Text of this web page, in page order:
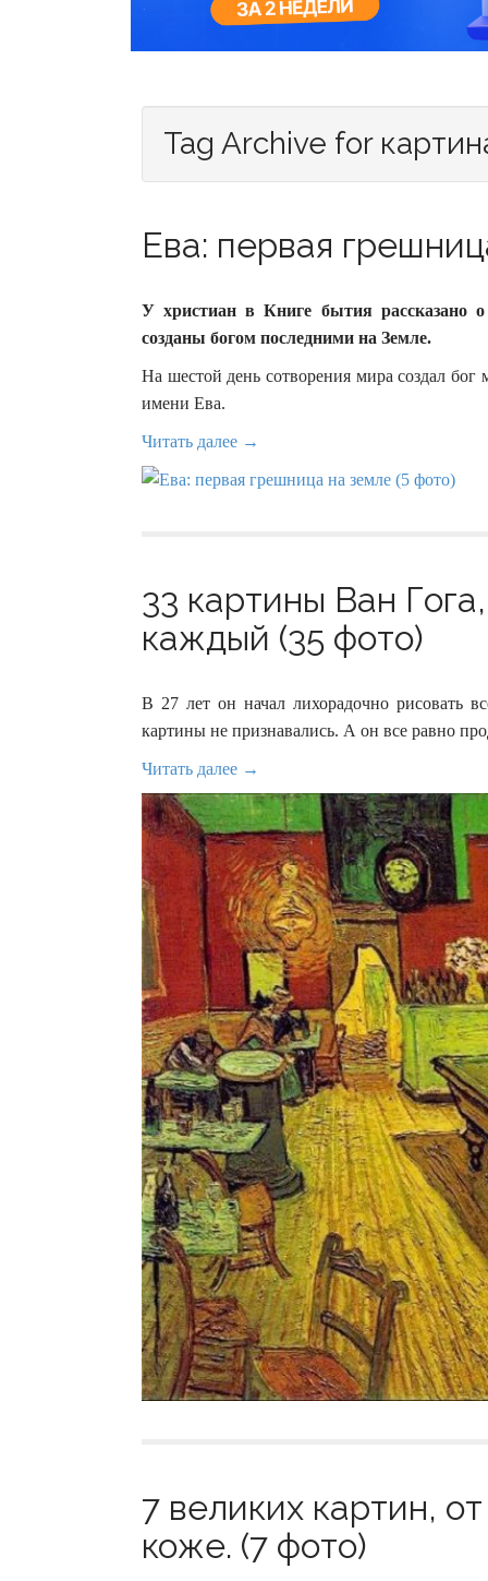
Tag Archive for
Ева: первая
У христиан в Книге бытия
созданы богом последними на Земле.
На шестой день сотворения мира создал
имени Ева.
Читать далее →
33 картины Ван
каждый (35 фото)
В 27 лет он начал лихорадочно рисовать
картины не признавались. А он все равно
Читать далее →
7 великих картин,
коже. (7 фото)